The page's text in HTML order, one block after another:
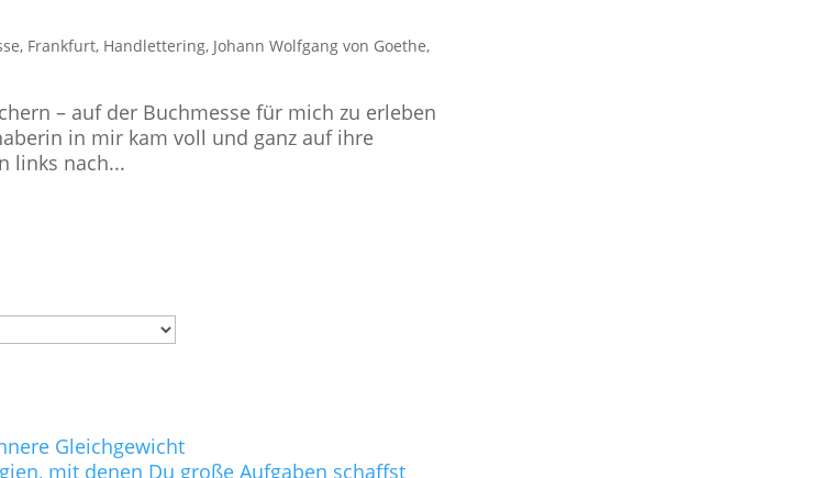
, Frankfurt, Handlettering, Johann Wolfgang von Goethe,
– auf der Buchmesse für mich zu erleben
in mir kam voll und ganz auf ihre
links nach...
Gleichgewicht
mit denen Du große Aufgaben schaffst